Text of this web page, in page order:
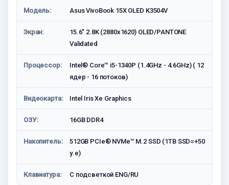
Модель: Asus VivoBook 15X OLED K3504V
Экран:
15.6" 2.8K (2880x1620) OLED/PANTONE
Validated
Процессор:
Intel® Core™ i5-1340P (1.4GHz - 4.6GHz) ( 12
ядер - 16 потоков)
Видеокарта: Intel Iris Xe Graphics
ОЗУ: 16GB DDR4
Накопитель:
512GB PCIe® NVMe™ M.2 SSD (1TB SSD=+50
у.е)
Клавиатура: С подсветкой ENG/RU